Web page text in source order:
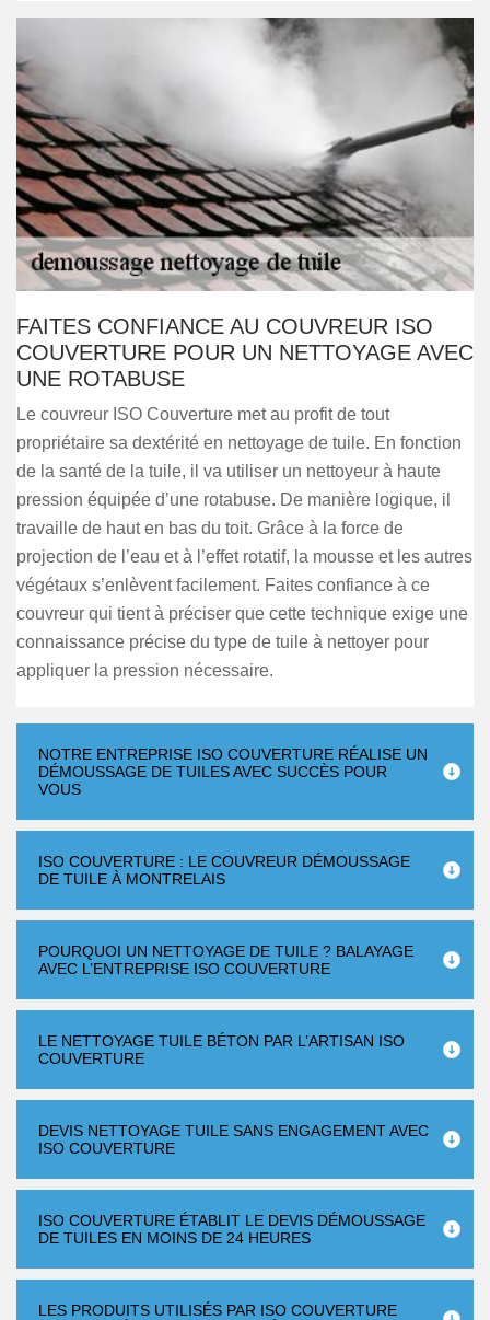
FAITES CONFIANCE AU COUVREUR ISO
COUVERTURE POUR UN NETTOYAGE AVEC
UNE ROTABUSE
Le couvreur ISO Couverture met au profit de tout
propriétaire sa dextérité en nettoyage de tuile. En fonction
de la santé de la tuile, il va utiliser un nettoyeur à haute
pression équipée d’une rotabuse. De manière logique, il
travaille de haut en bas du toit. Grâce à la force de
projection de l’eau et à l’effet rotatif, la mousse et les autres
végétaux s’enlèvent facilement. Faites confiance à ce
couvreur qui tient à préciser que cette technique exige une
connaissance précise du type de tuile à nettoyer pour
appliquer la pression nécessaire.
NOTRE ENTREPRISE ISO COUVERTURE RÉALISE UN
DÉMOUSSAGE DE TUILES AVEC SUCCÈS POUR
VOUS
ISO COUVERTURE : LE COUVREUR DÉMOUSSAGE
DE TUILE À MONTRELAIS
POURQUOI UN NETTOYAGE DE TUILE ? BALAYAGE
AVEC L’ENTREPRISE ISO COUVERTURE
LE NETTOYAGE TUILE BÉTON PAR L’ARTISAN ISO
COUVERTURE
DEVIS NETTOYAGE TUILE SANS ENGAGEMENT AVEC
ISO COUVERTURE
ISO COUVERTURE ÉTABLIT LE DEVIS DÉMOUSSAGE
DE TUILES EN MOINS DE 24 HEURES
LES PRODUITS UTILISÉS PAR ISO COUVERTURE